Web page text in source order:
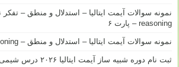
reasoning – پارت ۶
نمونه سوالات آیمت ایتالیا – استدلال و منطق – Logical reasoning – پارت ۵
ثبت نام دوره شبیه ساز آیمت ایتالیا ۲۰۲۶ درس شیمی IMAT استاد نباتی